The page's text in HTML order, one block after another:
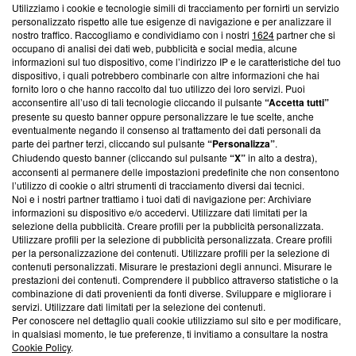
Questa sezione offre informazioni trasparenti su Blasting
News, sui nostri processi editoriali e su come ci impegniamo a
creare news di qualità. Inoltre, afferma la nostra aderenza a
‘Trust Project - News with Integrity’Blasting News non è
ancora membro del programma, ma ha richiesto di farne
parte; Trust Project non ha ancora effettuato una verifica di
conformità agli standard.
Su di noi
Team editoriale
Corporate
Redazione
Informativa Privacy
Cookie Policy
Blasting SA, IDI CHE-247.845.224, Via Carlo Frasca, 3 - 6900
Lugano (Svizzera) Tel:+39 0690258937
Utilizziamo i cookie e tecnologie simili di tracciamento per fornirti un servizio
personalizzato rispetto alle tue esigenze di navigazione e per analizzare il
nostro traffico. Raccogliamo e condividiamo con i nostri 1624partner che si
occupano di analisi dei dati web, pubblicità e social media, alcune
informazioni sul tuo dispositivo, come l’indirizzo IP e le caratteristiche del tuo
dispositivo, i quali potrebbero combinarle con altre informazioni che hai
fornito loro o che hanno raccolto dal tuo utilizzo dei loro servizi. Puoi
acconsentire all’uso di tali tecnologie cliccando il pulsante“Accetta tutti”
presente su questo banner oppure personalizzare le tue scelte, anche
eventualmente negando il consenso al trattamento dei dati personali da
parte dei partner terzi, cliccando sul pulsante“Personalizza”.
Chiudendo questo banner (cliccando sul pulsante“X”in alto a destra),
acconsenti al permanere delle impostazioni predefinite che non consentono
l’utilizzo di cookie o altri strumenti di tracciamento diversi dai tecnici.
Noi e i nostri partner trattiamo i tuoi dati di navigazione per: Archiviare
informazioni su dispositivo e/o accedervi. Utilizzare dati limitati per la
selezione della pubblicità. Creare profili per la pubblicità personalizzata.
Utilizzare profili per la selezione di pubblicità personalizzata. Creare profili
per la personalizzazione dei contenuti. Utilizzare profili per la selezione di
contenuti personalizzati. Misurare le prestazioni degli annunci. Misurare le
prestazioni dei contenuti. Comprendere il pubblico attraverso statistiche o la
combinazione di dati provenienti da fonti diverse. Sviluppare e migliorare i
servizi. Utilizzare dati limitati per la selezione dei contenuti.
Per conoscere nel dettaglio quali cookie utilizziamo sul sito e per modificare,
in qualsiasi momento, le tue preferenze, ti invitiamo a consultare la nostra
Cookie Policy.